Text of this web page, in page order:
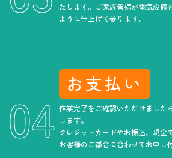
たします。ご家族皆様が電気設備
ように仕上げて参ります。
お支払い
作業完了をご確認いただけました
します。
クレジットカードやお振込、現金
お客様のご都合に合わせてお申し